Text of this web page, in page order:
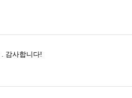
. 감사합니다!